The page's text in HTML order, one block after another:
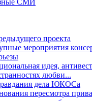
СМИ
проекта
мероприятия
идея,
любви...
дела ЮКОСа
пересмотра